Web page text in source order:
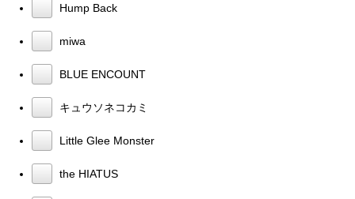
Hump Back
miwa
BLUE ENCOUNT
キュウソネコカミ
Little Glee Monster
the HIATUS